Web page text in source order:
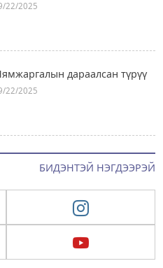
22/2025
дараалсан түрүү
22/2025
БИДЭНТЭЙ НЭГДЭЭРЭЙ